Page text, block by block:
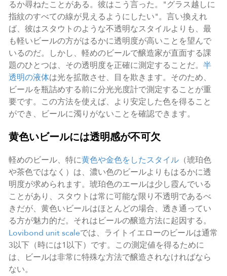
るか尋ねたことがある。彼はこう言った。"グラス越しに
指紋のすべての線が見えるようにしたい"。言い換えれ
ば、彼はスタウトのような不透明なスタイルよりも、最
も軽いビールの方がはるかに透明度が高いことを望んで
いるのだ。しかし、軽めのビールで醸造家が直面する課
題のひとつは、その透明度を正確に測定することだ。 半
透明の液体は光を拡散させ、目を欺きます。そのため、
ビールを瓶詰めする前に分光光度計で測定することが重
要です。この方法を使えば、より安定した色を得ること
ができ、ビールに濁りがないことを確認できます。
黄色いビールには透明感が不可欠
軽めのビール、特に黄色や金色をしたスタイル （琥珀色
や茶色ではなく）は、濃い色のビールよりもはるかに透
明度が求められます。琥珀色のエールは少し霞んでいる
ことがあり、スタウトは常に可能な限り不透明であるべ
きだが、黄色いビールはほとんどの場合、透き通ってい
る方が魅力的だ。それはビールの醸造方法に起因する。
Lovibond unit scaleでは、ライトイエローのビールは通常
3以下（時には1以下）です。この測定値を得るために
は、ビールは非常に特殊な方法で醸造されなければなら
ない。